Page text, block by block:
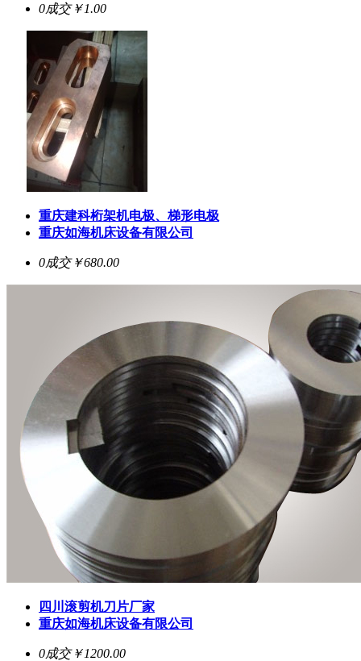
0成交￥1.00
重庆建科桁架机电极、梯形电极
重庆如海机床设备有限公司
0成交￥680.00
四川滚剪机刀片厂家
重庆如海机床设备有限公司
0成交￥1200.00